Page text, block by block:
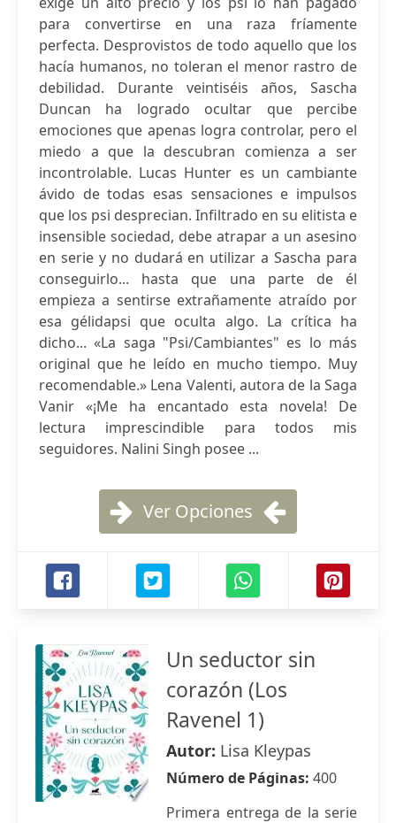
para convertirse en una raza fríamente
perfecta. Desprovistos de todo aquello que los
hacía humanos, no toleran el menor rastro de
debilidad. Durante veintiséis años, Sascha
Duncan ha logrado ocultar que percibe
emociones que apenas logra controlar, pero el
miedo a que la descubran comienza a ser
incontrolable. Lucas Hunter es un cambiante
ávido de todas esas sensaciones e impulsos
que los psi desprecian. Infiltrado en su elitista e
insensible sociedad, debe atrapar a un asesino
en serie y no dudará en utilizar a Sascha para
conseguirlo... hasta que una parte de él
empieza a sentirse extrañamente atraído por
esa gélidapsi que oculta algo. La crítica ha
dicho... «La saga "Psi/Cambiantes" es lo más
original que he leído en mucho tiempo. Muy
recomendable.» Lena Valenti, autora de la Saga
Vanir «¡Me ha encantado esta novela! De
lectura imprescindible para todos mis
seguidores. Nalini Singh posee ...
Ver Opciones
Un seductor sin
corazón (Los
Ravenel 1)
Autor: Lisa Kleypas
Número de Páginas: 400
Primera entrega de la serie